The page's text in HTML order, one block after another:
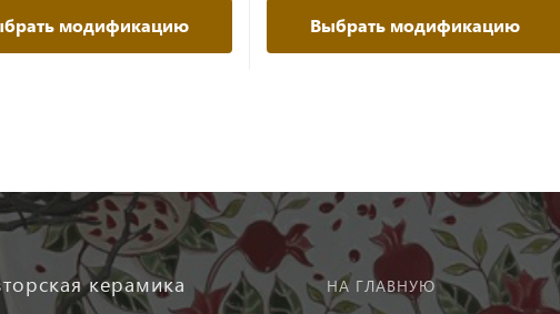
модификацию Выбрать модификацию
керамика НА ГЛАВНУЮ